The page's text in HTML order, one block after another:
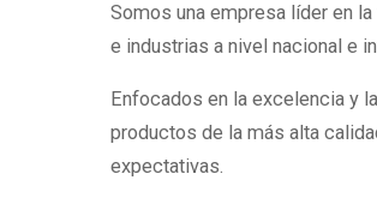
Somos una empresa líder en
e industrias a nivel nacional e
Enfocados en la excelencia y
productos de la más alta
expectativas.